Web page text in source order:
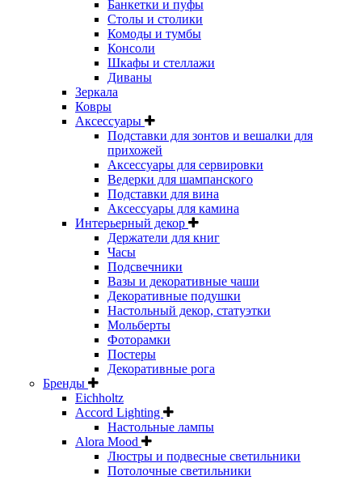
Банкетки и пуфы
Столы и столики
Комоды и тумбы
Консоли
Шкафы и стеллажи
Диваны
Зеркала
Ковры
Аксессуары
Подставки для зонтов и вешалки для
прихожей
Аксессуары для сервировки
Ведерки для шампанского
Подставки для вина
Аксессуары для камина
Интерьерный декор
Держатели для книг
Часы
Подсвечники
Вазы и декоративные чаши
Декоративные подушки
Настольный декор, статуэтки
Мольберты
Фоторамки
Постеры
Декоративные рога
Бренды
Eichholtz
Accord Lighting
Настольные лампы
Alora Mood
Люстры и подвесные светильники
Потолочные светильники